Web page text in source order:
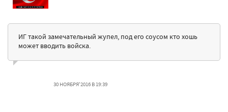
ИГ такой замечательный жупел, под его соусом кто хошь
может вводить войска.
30 НОЯБРЯ'2016 В 19:39